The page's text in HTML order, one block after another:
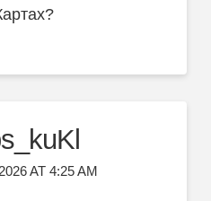
AT 4:25 AM